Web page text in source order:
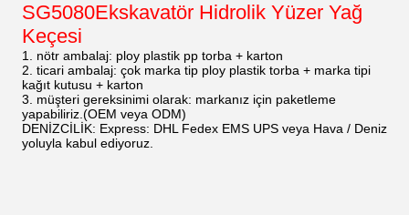
SG5080Ekskavatör Hidrolik Yüzer Yağ
Keçesi
1. nötr ambalaj: ploy plastik pp torba + karton
2. ticari ambalaj: çok marka tip ploy plastik torba + marka tipi
kağıt kutusu + karton
3. müşteri gereksinimi olarak: markanız için paketleme
yapabiliriz.(OEM veya ODM)
DENİZCİLİK: Express: DHL Fedex EMS UPS veya Hava / Deniz
yoluyla kabul ediyoruz.